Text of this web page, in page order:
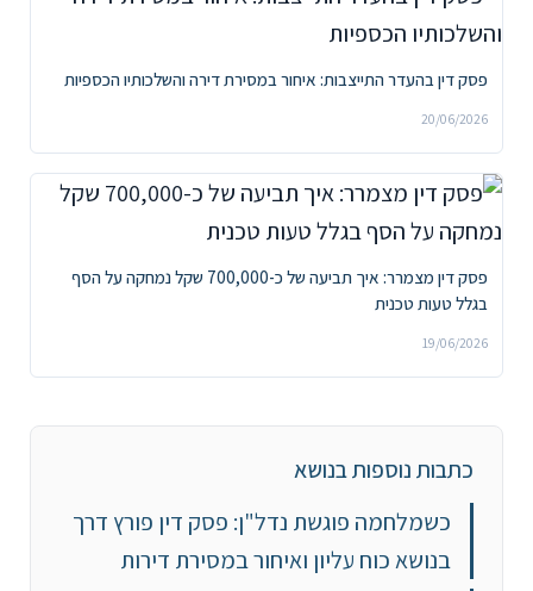
פסק דין בהעדר התייצבות: איחור במסירת דירה והשלכותיו הכספיות
20/06/2026
פסק דין מצמרר: איך תביעה של כ-700,000 שקל נמחקה על הסף
בגלל טעות טכנית
19/06/2026
כתבות נוספות בנושא
כשמלחמה פוגשת נדל"ן: פסק דין פורץ דרך
בנושא כוח עליון ואיחור במסירת דירות